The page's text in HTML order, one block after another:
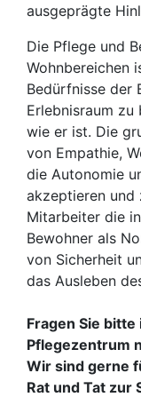
ausgeprägte
Die Pflege und
Wohnbereichen
Bedürfnisse der
Erlebnisraum zu
wie er ist. Die
von Empathie,
die Autonomie
akzeptieren und
Mitarbeiter die
Bewohner als
von Sicherheit
das Ausleben
Fragen Sie
Pflegezentrum
Wir sind gerne
Rat und Tat zur